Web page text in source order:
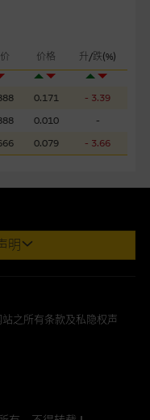
价格 升/跌(%)
0.171
- 3.39
0.010
-
0.079 - 3.66
网站的连结。此等连结
或服务，均无任何操控
或产品是否准确或合
自行向本网站述及或连
的连结，不应视为该第
理集团并非授权网站浏
容可能属他人的知识产
第三者的产品。阁下使
此等软件的使用，可能
承担经由本网站使用
，且均以真诚提供。然
534)(「 MCL 」)不作陈
责任。
交易商MCL提供。MCL为
Limited (ABN 46 008
设计，并只供香港市民使
址提供之任何资料包括任
明
之所有条款及私隐权声